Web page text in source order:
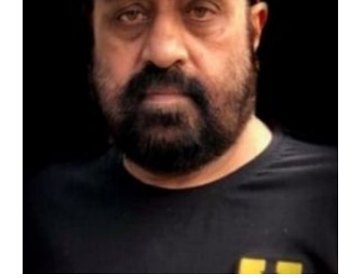
“वोकल फॉर लोकल” से “लोकल टू ग्लोबल” की ओर भारत
का बढ़ता कदम, 12 से 15 अगस्त तक भारत मंडपम में होगा
भव्य भारत व्यापार महोत्सव : हरीश गर्ग
City uday August 6, 2026
सोलर एनर्जी वेंडर्स एसोसिएशन (सेवा) ने पंजाब में सौर
₹227 करोड़ का ‘टेबल एजेंडा घोटाला’ भाजपा के